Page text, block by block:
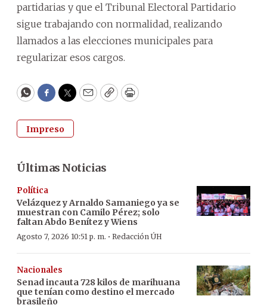
partidarias y que el Tribunal Electoral Partidario
sigue trabajando con normalidad, realizando
llamados a las elecciones municipales para
regularizar esos cargos.
WhatsApp
Facebook
Twitter
EmailCopyPrint
Impreso
Últimas Noticias
Política
Velázquez y Arnaldo Samaniego ya se
muestran con Camilo Pérez; solo
faltan Abdo Benítez y Wiens
Agosto 7, 2026 10:51 p. m. · Redacción ÚH
Nacionales
Senad incauta 728 kilos de marihuana
que tenían como destino el mercado
brasileño